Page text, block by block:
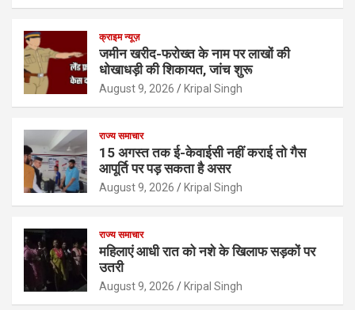
क्राइम न्यूज़
जमीन खरीद-फरोख्त के नाम पर लाखों की
धोखाधड़ी की शिकायत, जांच शुरू
August 9, 2026 Kripal Singh
राज्य समाचार
15 अगस्त तक ई-केवाईसी नहीं कराई तो गैस
आपूर्ति पर पड़ सकता है असर
August 9, 2026 Kripal Singh
राज्य समाचार
महिलाएं आधी रात को नशे के खिलाफ सड़कों पर
उतरी
August 9, 2026 Kripal Singh